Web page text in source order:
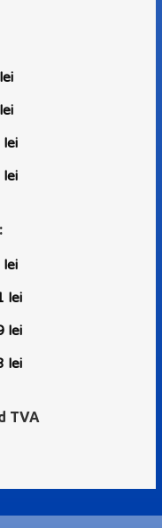
lei
lei
lei
TVA